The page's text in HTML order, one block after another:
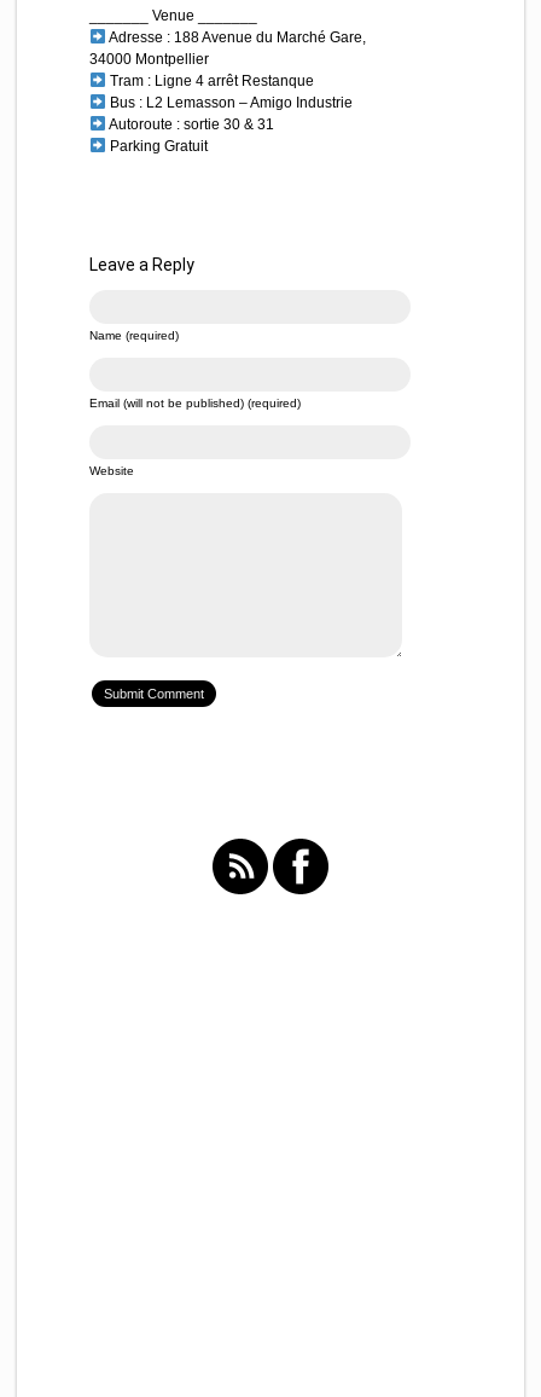
_______ Venue _______
Adresse : 188 Avenue du Marché Gare,
34000 Montpellier
Tram : Ligne 4 arrêt Restanque
Bus : L2 Lemasson – Amigo Industrie
Autoroute : sortie 30 & 31
Parking Gratuit
Leave a Reply
Name (required)
Email (will not be published) (required)
Website